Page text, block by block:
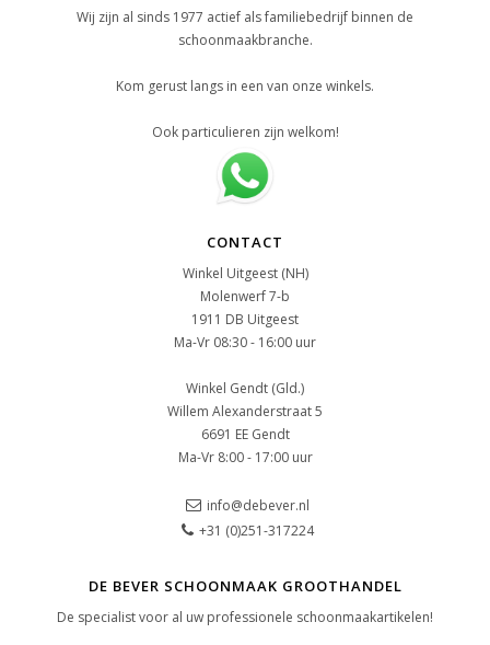
Wij zijn al sinds 1977 actief als familiebedrijf binnen de
schoonmaakbranche.
Kom gerust langs in een van onze winkels.
Ook particulieren zijn welkom!
CONTACT
Winkel Uitgeest (NH)
Molenwerf 7-b
1911 DB Uitgeest
Ma-Vr 08:30 - 16:00 uur
Winkel Gendt (Gld.)
Willem Alexanderstraat 5
6691 EE Gendt
Ma-Vr 8:00 - 17:00 uur
info@debever.nl
+31 (0)251-317224
DE BEVER SCHOONMAAK GROOTHANDEL
De specialist voor al uw professionele schoonmaakartikelen!